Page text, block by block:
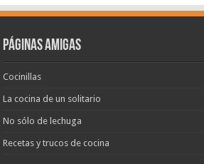
Páginas amigas
Cocinillas
La cocina de un solitario
No sólo de lechuga
Recetas y trucos de cocina